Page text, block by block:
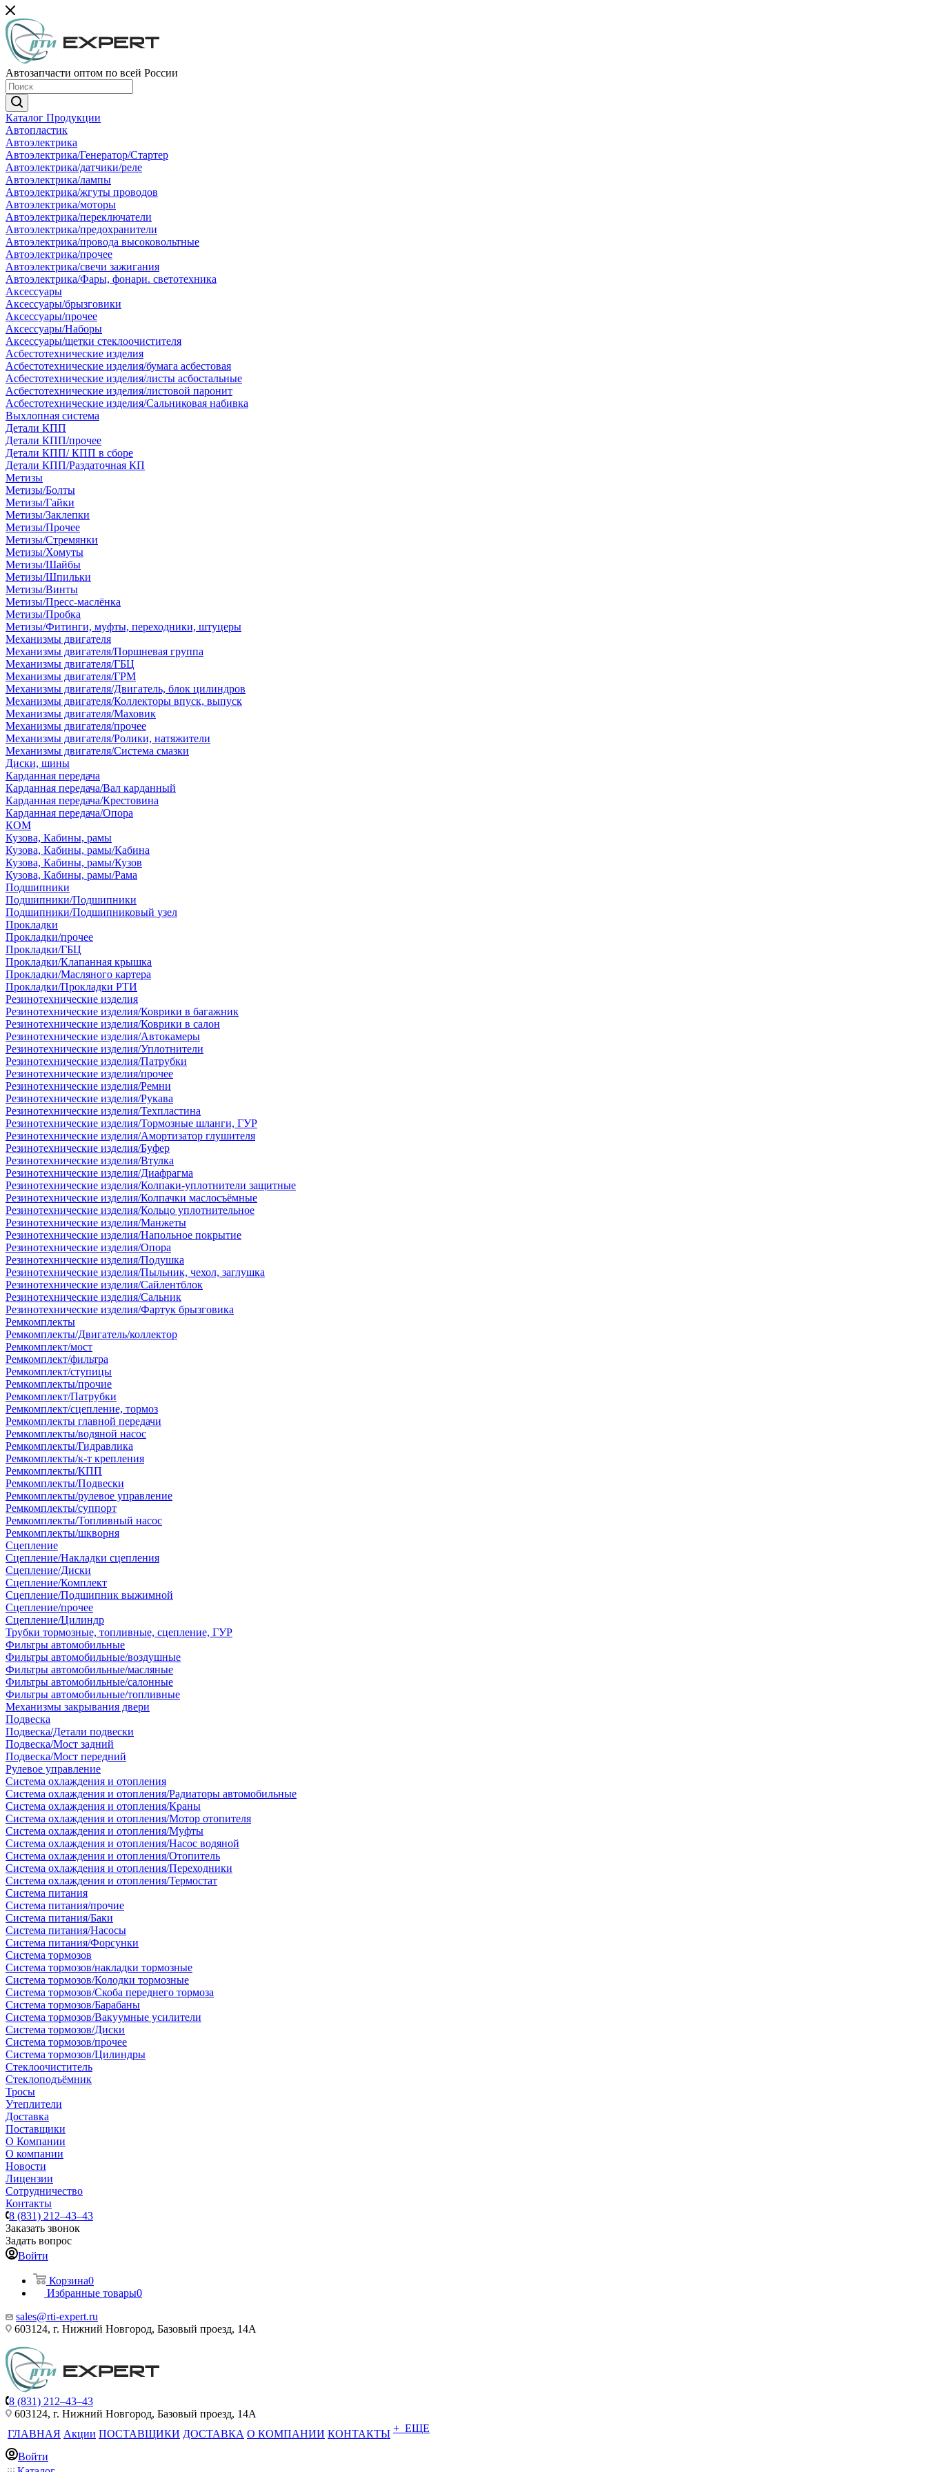
Автозапчасти оптом по всей России
Каталог Продукции
Автопластик
Автоэлектрика
Автоэлектрика/Генератор/Стартер
Автоэлектрика/датчики/реле
Автоэлектрика/лампы
Автоэлектрика/жгуты проводов
Автоэлектрика/моторы
Автоэлектрика/переключатели
Автоэлектрика/предохранители
Автоэлектрика/провода высоковольтные
Автоэлектрика/прочее
Автоэлектрика/свечи зажигания
Автоэлектрика/Фары, фонари. светотехника
Аксессуары
Аксессуары/брызговики
Аксессуары/прочее
Аксессуары/Наборы
Аксессуары/щетки стеклоочистителя
Асбестотехнические изделия
Асбестотехнические изделия/бумага асбестовая
Асбестотехнические изделия/листы асбостальные
Асбестотехнические изделия/листовой паронит
Асбестотехнические изделия/Сальниковая набивка
Выхлопная система
Детали КПП
Детали КПП/прочее
Детали КПП/ КПП в сборе
Детали КПП/Раздаточная КП
Метизы
Метизы/Болты
Метизы/Гайки
Метизы/Заклепки
Метизы/Прочее
Метизы/Стремянки
Метизы/Хомуты
Метизы/Шайбы
Метизы/Шпильки
Метизы/Винты
Метизы/Пресс-маслёнка
Метизы/Пробка
Метизы/Фитинги, муфты, переходники, штуцеры
Механизмы двигателя
Механизмы двигателя/Поршневая группа
Механизмы двигателя/ГБЦ
Механизмы двигателя/ГРМ
Механизмы двигателя/Двигатель, блок цилиндров
Механизмы двигателя/Коллекторы впуск, выпуск
Механизмы двигателя/Маховик
Механизмы двигателя/прочее
Механизмы двигателя/Ролики, натяжители
Механизмы двигателя/Система смазки
Диски, шины
Карданная передача
Карданная передача/Вал карданный
Карданная передача/Крестовина
Карданная передача/Опора
КОМ
Кузова, Кабины, рамы
Кузова, Кабины, рамы/Кабина
Кузова, Кабины, рамы/Кузов
Кузова, Кабины, рамы/Рама
Подшипники
Подшипники/Подшипники
Подшипники/Подшипниковый узел
Прокладки
Прокладки/прочее
Прокладки/ГБЦ
Прокладки/Клапанная крышка
Прокладки/Масляного картера
Прокладки/Прокладки РТИ
Резинотехнические изделия
Резинотехнические изделия/Коврики в багажник
Резинотехнические изделия/Коврики в салон
Резинотехнические изделия/Автокамеры
Резинотехнические изделия/Уплотнители
Резинотехнические изделия/Патрубки
Резинотехнические изделия/прочее
Резинотехнические изделия/Ремни
Резинотехнические изделия/Рукава
Резинотехнические изделия/Техпластина
Резинотехнические изделия/Тормозные шланги, ГУР
Резинотехнические изделия/Амортизатор глушителя
Резинотехнические изделия/Буфер
Резинотехнические изделия/Втулка
Резинотехнические изделия/Диафрагма
Резинотехнические изделия/Колпаки-уплотнители защитные
Резинотехнические изделия/Колпачки маслосъёмные
Резинотехнические изделия/Кольцо уплотнительное
Резинотехнические изделия/Манжеты
Резинотехнические изделия/Напольное покрытие
Резинотехнические изделия/Опора
Резинотехнические изделия/Подушка
Резинотехнические изделия/Пыльник, чехол, заглушка
Резинотехнические изделия/Сайлентблок
Резинотехнические изделия/Сальник
Резинотехнические изделия/Фартук брызговика
Ремкомплекты
Ремкомплекты/Двигатель/коллектор
Ремкомплект/мост
Ремкомплект/фильтра
Ремкомплект/ступицы
Ремкомплекты/прочие
Ремкомплект/Патрубки
Ремкомплект/сцепление, тормоз
Ремкомплекты главной передачи
Ремкомплекты/водяной насос
Ремкомплекты/Гидравлика
Ремкомплекты/к-т крепления
Ремкомплекты/КПП
Ремкомплекты/Подвески
Ремкомплекты/рулевое управление
Ремкомплекты/суппорт
Ремкомплекты/Топливный насос
Ремкомплекты/шкворня
Сцепление
Сцепление/Накладки сцепления
Сцепление/Диски
Сцепление/Комплект
Сцепление/Подшипник выжимной
Сцепление/прочее
Сцепление/Цилиндр
Трубки тормозные, топливные, сцепление, ГУР
Фильтры автомобильные
Фильтры автомобильные/воздушные
Фильтры автомобильные/масляные
Фильтры автомобильные/салонные
Фильтры автомобильные/топливные
Механизмы закрывания двери
Подвеска
Подвеска/Детали подвески
Подвеска/Мост задний
Подвеска/Мост передний
Рулевое управление
Система охлаждения и отопления
Система охлаждения и отопления/Радиаторы автомобильные
Система охлаждения и отопления/Краны
Система охлаждения и отопления/Мотор отопителя
Система охлаждения и отопления/Муфты
Система охлаждения и отопления/Насос водяной
Система охлаждения и отопления/Отопитель
Система охлаждения и отопления/Переходники
Система охлаждения и отопления/Термостат
Система питания
Система питания/прочие
Система питания/Баки
Система питания/Насосы
Система питания/Форсунки
Система тормозов
Система тормозов/накладки тормозные
Система тормозов/Колодки тормозные
Система тормозов/Скоба переднего тормоза
Система тормозов/Барабаны
Система тормозов/Вакуумные усилители
Система тормозов/Диски
Система тормозов/прочее
Система тормозов/Цилиндры
Стеклоочиститель
Стеклоподъёмник
Тросы
Утеплители
Доставка
Поставщики
О Компании
О компании
Новости
Лицензии
Сотрудничество
Контакты
8 (831) 212–43–43
Заказать звонок
Задать вопрос
Войти
Корзина0
Избранные товары0
sales@rti-expert.ru
603124, г. Нижний Новгород, Базовый проезд, 14А
8 (831) 212–43–43
603124, г. Нижний Новгород, Базовый проезд, 14А
ГЛАВНАЯ Акции ПОСТАВЩИКИ ДОСТАВКА О КОМПАНИИ КОНТАКТЫ + ЕЩЕ
Войти